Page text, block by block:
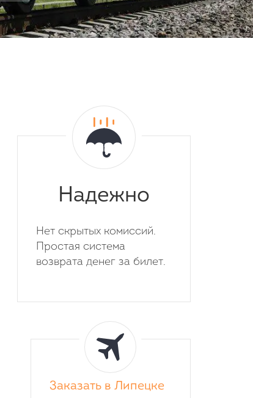
Надежно
Нет скрытых комиссий.
Простая система
возврата денег за билет.
Заказать в Липецке